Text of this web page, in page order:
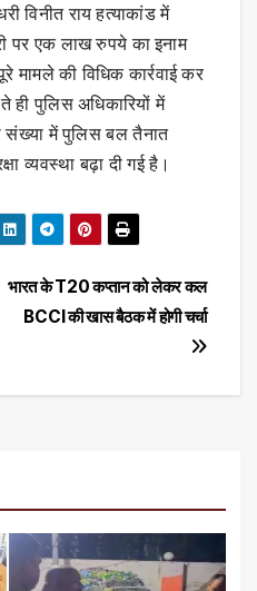
विनीत राय हत्याकांड में
पर एक लाख रुपये का इनाम
मामले की विधिक कार्रवाई कर
पुलिस अधिकारियों में
में पुलिस बल तैनात
व्यवस्था बढ़ा दी गई है।
भारत के T20 कप्तान को लेकर कल
BCCI की खास बैठक में होगी चर्चा